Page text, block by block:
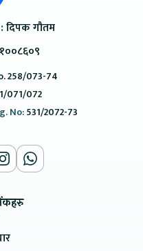
दिपक गौतम
258/073-74
071/072
No:531/2072-73